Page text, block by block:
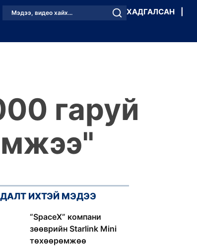
Мэдээ, видео хайх... ХАДГАЛСАН
гаруй
ИХТЭЙ МЭДЭЭ
“SpaceX” компани
зөөврийн Starlink Mini
төхөөрөмжөө